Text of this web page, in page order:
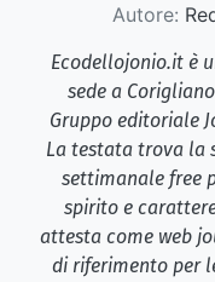
Autore:
Ecodellojonio.it è
sede a
Gruppo editoriale
La testata trova la
settimanale free
spirito e
attesta come web
di riferimento per